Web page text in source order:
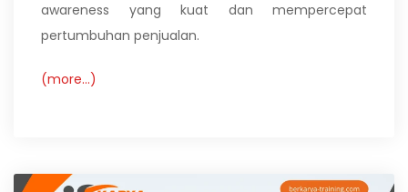
awareness yang kuat dan mempercepat
pertumbuhan penjualan.
(more…)